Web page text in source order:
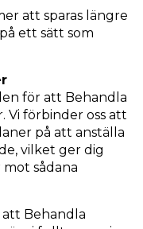
att sparas längre
ett sätt som
för att Behandla
Vi förbinder oss att
på att anställa
vilket ger dig
sådana
Behandla